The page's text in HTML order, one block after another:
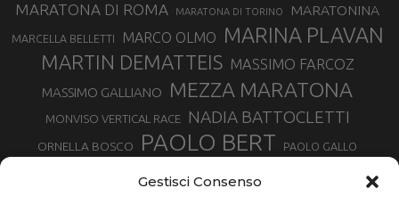
Gestisci Consenso
MARATONA DI ROMA MARATONA DI TORINO MARATONINA
MARCELLA BELLETTI MARCO OLMO MARINA PLAVAN
MARTIN DEMATTEIS MASSIMO FARCOZ
MASSIMO GALLIANO MEZZA MARATONA
MONVISO VERTICAL RACE NADIA BATTOCLETTI
ORNELLA BOSCO PAOLO BERT PAOLO GALLO